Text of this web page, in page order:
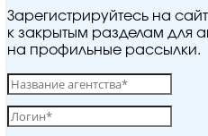
Зарегистрируйтесь на
к закрытым разделам для
на профильные рассылки.